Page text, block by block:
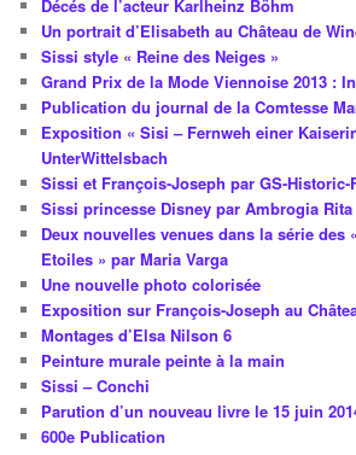
Décés de l’acteur Karlheinz Böhm
Un portrait d’Elisabeth au Château de
Sissi style « Reine des Neiges »
Grand Prix de la Mode Viennoise 2013 :
Publication du journal de la Comtesse
Exposition « Sisi – Fernweh einer
UnterWittelsbach
Sissi et François-Joseph par GS-Historic-
Sissi princesse Disney par Ambrogia Rita
Deux nouvelles venues dans la série des
Etoiles » par Maria Varga
Une nouvelle photo colorisée
Exposition sur François-Joseph au
Montages d’Elsa Nilson 6
Peinture murale peinte à la main
Sissi – Conchi
Parution d’un nouveau livre le 15 juin
600e Publication